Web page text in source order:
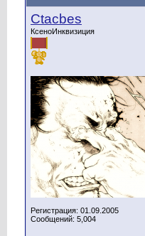
Ctacbes
КсеноИнквизиция
Регистрация: 01.09.2005
Сообщений: 5,004